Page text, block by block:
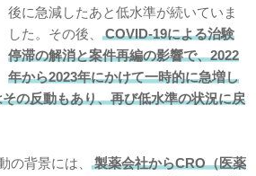
後に急減したあと低水準が続いていま
した。その後、
COVID-19による治験
停滞の解消と案件再編の影響で、2022
年から2023年にかけて一時的に急増し
の反動もあり、再び低水準の状況に戻
の背景には、
製薬会社からCRO（医薬